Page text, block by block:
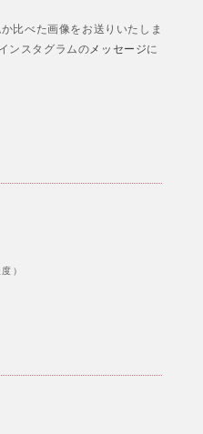
比べた画像をお送りいたしま
ンスタグラムのメッセージに
）